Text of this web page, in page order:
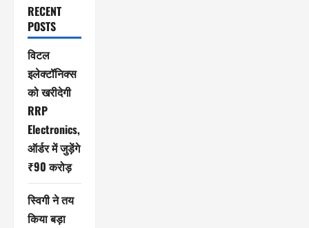
RECENT
POSTS
विटल
इलेक्टॉनिक्स
को खरीदेगी
RRP
Electronics,
ऑर्डर में जुड़ेंगे
₹90 करोड़
स्विगी ने तय
किया बड़ा